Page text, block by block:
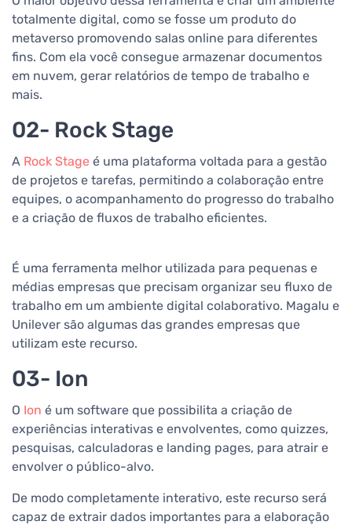
totalmente digital, como se fosse um produto do
metaverso promovendo salas online para diferentes
fins. Com ela você consegue armazenar documentos
em nuvem, gerar relatórios de tempo de trabalho e
mais.
02- Rock Stage
A Rock Stage é uma plataforma voltada para a gestão
de projetos e tarefas, permitindo a colaboração entre
equipes, o acompanhamento do progresso do trabalho
e a criação de fluxos de trabalho eficientes.
É uma ferramenta melhor utilizada para pequenas e
médias empresas que precisam organizar seu fluxo de
trabalho em um ambiente digital colaborativo. Magalu e
Unilever são algumas das grandes empresas que
utilizam este recurso.
03- Ion
O Ion é um software que possibilita a criação de
experiências interativas e envolventes, como quizzes,
pesquisas, calculadoras e landing pages, para atrair e
envolver o público-alvo.
De modo completamente interativo, este recurso será
capaz de extrair dados importantes para a elaboração